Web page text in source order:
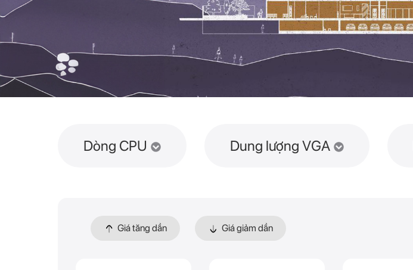
Dòng CPU Dung lượng VGA
Giá tăng dần Giá giảm dần